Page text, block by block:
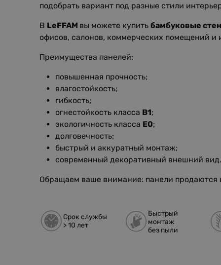
подобрать вариант под разные стили
В LeFFAM вы можете купить бамбуковые
офисов, салонов, коммерческих помещений и
Преимущества панелей:
повышенная прочность;
влагостойкость;
гибкость;
огнестойкость класса B1;
экологичность класса E0;
долговечность;
быстрый и аккуратный монтаж;
современный декоративный внешний вид.
Обращаем ваше внимание: панели продаются
Срок службы
> 10 лет
Быстрый
монтаж
без пыли